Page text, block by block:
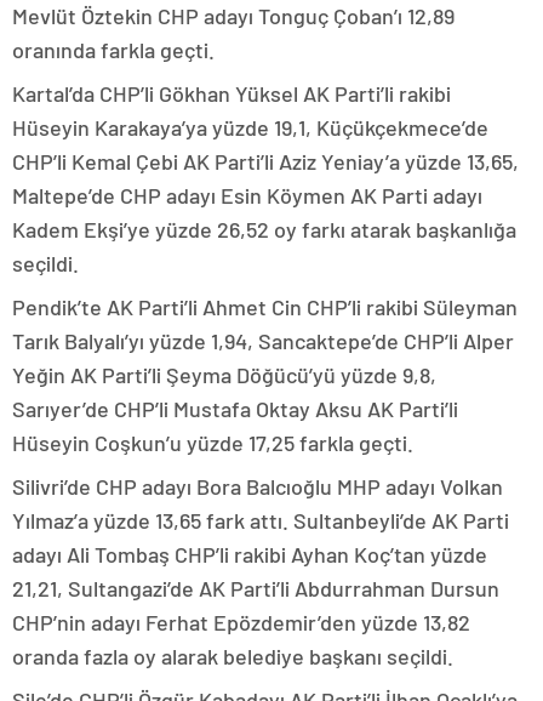
Mevlüt Öztekin CHP adayı Tonguç Çoban’ı 12,89
oranında farkla geçti.
Kartal’da CHP’li Gökhan Yüksel AK Parti’li rakibi
Hüseyin Karakaya’ya yüzde 19,1, Küçükçekmece’de
CHP’li Kemal Çebi AK Parti’li Aziz Yeniay’a yüzde 13,65,
Maltepe’de CHP adayı Esin Köymen AK Parti adayı
Kadem Ekşi’ye yüzde 26,52 oy farkı atarak başkanlığa
seçildi.
Pendik’te AK Parti’li Ahmet Cin CHP’li rakibi Süleyman
Tarık Balyalı’yı yüzde 1,94, Sancaktepe’de CHP’li Alper
Yeğin AK Parti’li Şeyma Döğücü’yü yüzde 9,8,
Sarıyer’de CHP’li Mustafa Oktay Aksu AK Parti’li
Hüseyin Coşkun’u yüzde 17,25 farkla geçti.
Silivri’de CHP adayı Bora Balcıoğlu MHP adayı Volkan
Yılmaz’a yüzde 13,65 fark attı. Sultanbeyli’de AK Parti
adayı Ali Tombaş CHP’li rakibi Ayhan Koç’tan yüzde
21,21, Sultangazi’de AK Parti’li Abdurrahman Dursun
CHP’nin adayı Ferhat Epözdemir’den yüzde 13,82
oranda fazla oy alarak belediye başkanı seçildi.